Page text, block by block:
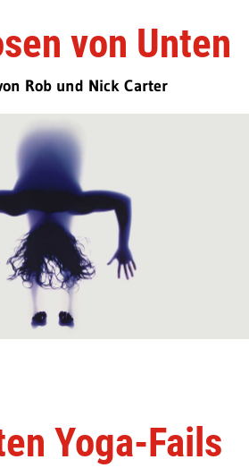
von Unten
Rob und Nick Carter
Yoga-Fails